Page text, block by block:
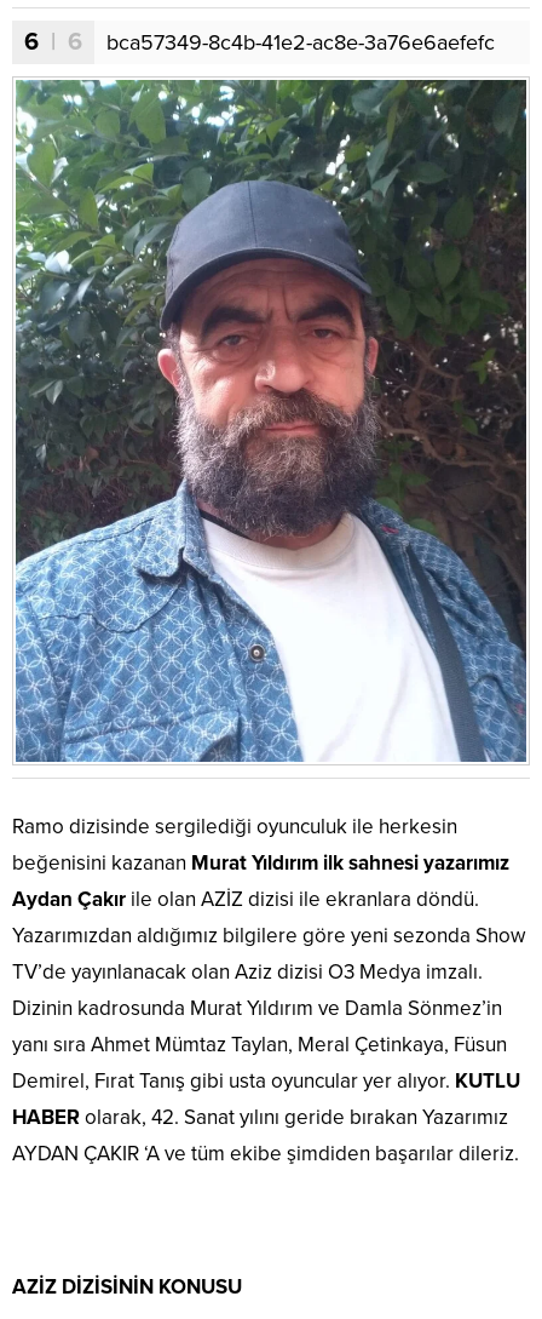
6 | 6 bca57349-8c4b-41e2-ac8e-3a76e6aefefc
Ramo dizisinde sergilediği oyunculuk ile herkesin
beğenisini kazanan Murat Yıldırım ilk sahnesi yazarımız
Aydan Çakır ile olan AZİZ dizisi ile ekranlara döndü.
Yazarımızdan aldığımız bilgilere göre yeni sezonda Show
TV’de yayınlanacak olan Aziz dizisi O3 Medya imzalı.
Dizinin kadrosunda Murat Yıldırım ve Damla Sönmez’in
yanı sıra Ahmet Mümtaz Taylan, Meral Çetinkaya, Füsun
Demirel, Fırat Tanış gibi usta oyuncular yer alıyor. KUTLU
HABERolarak, 42. Sanat yılını geride bırakan Yazarımız
AYDAN ÇAKIR ‘A ve tüm ekibe şimdiden başarılar dileriz.
AZİZ DİZİSİNİN KONUSU